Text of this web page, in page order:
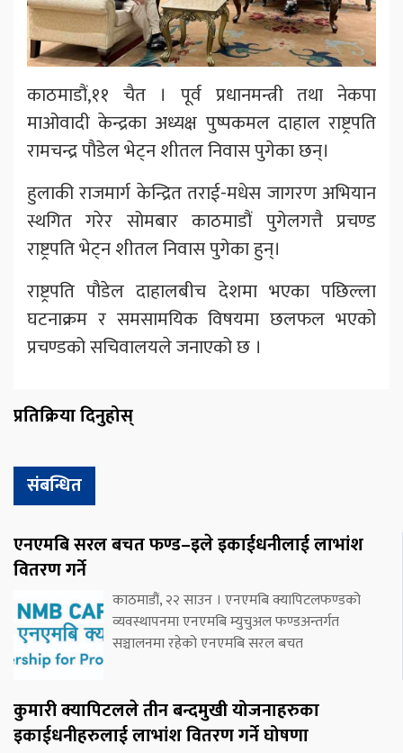
काठमाडौं,११ चैत । पूर्व प्रधानमन्त्री तथा नेकपा
माओवादी केन्द्रका अध्यक्ष पुष्पकमल दाहाल राष्ट्रपति
रामचन्द्र पौडेल भेट्न शीतल निवास पुगेका छन्।
हुलाकी राजमार्ग केन्द्रित तराई-मधेस जागरण अभियान
स्थगित गरेर सोमबार काठमाडौं पुगेलगत्तै प्रचण्ड
राष्ट्रपति भेट्न शीतल निवास पुगेका हुन्।
राष्ट्रपति पौडेल दाहालबीच देशमा भएका पछिल्ला
घटनाक्रम र समसामयिक विषयमा छलफल भएको
प्रचण्डको सचिवालयले जनाएको छ ।
प्रतिक्रिया दिनुहोस्
संबन्धित
एनएमबि सरल बचत फण्ड–इले इकाईधनीलाई लाभांश
वितरण गर्ने
काठमाडौं, २२ साउन । एनएमबि क्यापिटलफण्डको
व्यवस्थापनमा एनएमबि म्युचुअल फण्डअन्तर्गत
सञ्चालनमा रहेको एनएमबि सरल बचत
कुमारी क्यापिटलले तीन बन्दमुखी योजनाहरुका
इकाईधनीहरुलाई लाभांश वितरण गर्ने घोषणा